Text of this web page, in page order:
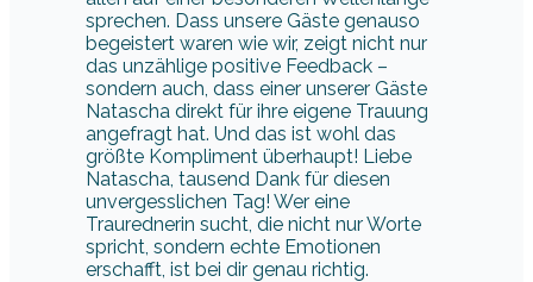
sprechen. Dass unsere Gäste genauso
begeistert waren wie wir, zeigt nicht nur
das unzählige positive Feedback –
sondern auch, dass einer unserer Gäste
Natascha direkt für ihre eigene Trauung
angefragt hat. Und das ist wohl das
größte Kompliment überhaupt! Liebe
Natascha, tausend Dank für diesen
unvergesslichen Tag! Wer eine
Traurednerin sucht, die nicht nur Worte
spricht, sondern echte Emotionen
erschafft, ist bei dir genau richtig.